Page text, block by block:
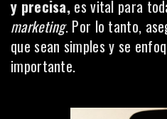
y precisa, es vital para
marketing. Por lo tanto,
que sean simples y se
importante.